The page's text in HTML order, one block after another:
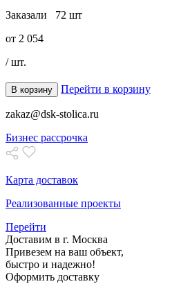
Заказали 72 шт
от 2 054
/ шт.
В корзину Перейти в корзину
zakaz@dsk-stolica.ru
Бизнес рассрочка
Карта доставок
Реализованные проекты
Перейти
Доставим в г. Москва
Привезем на ваш объект,
быстро и надежно!
Оформить доставку